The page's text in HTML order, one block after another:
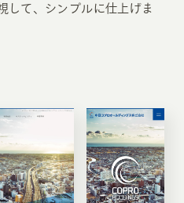
して、シンプルに仕上げま